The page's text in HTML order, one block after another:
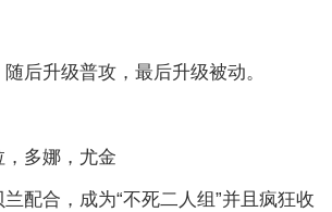
后升级普攻，最后升级被动。
多娜，尤金
配合，成为“不死二人组”并且疯狂收